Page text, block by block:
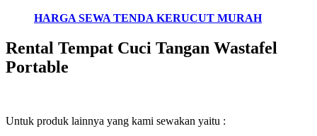
HARGA SEWA TENDA KERUCUT MURAH
Rental Tempat Cuci Tangan Wastafel
Portable
Untuk produk lainnya yang kami sewakan yaitu :